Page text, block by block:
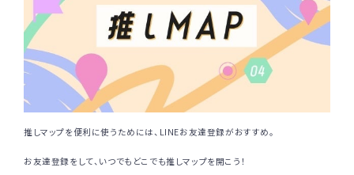
推しマップを便利に使うためには、LINEお友達登録がおすすめ。
お友達登録をして、いつでもどこでも推しマップを開こう！